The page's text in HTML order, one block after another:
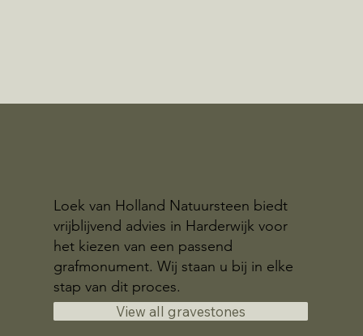
Loek van Holland Natuursteen biedt
vrijblijvend advies in Harderwijk voor
het kiezen van een passend
grafmonument. Wij staan u bij in elke
stap van dit proces.
View all gravestones